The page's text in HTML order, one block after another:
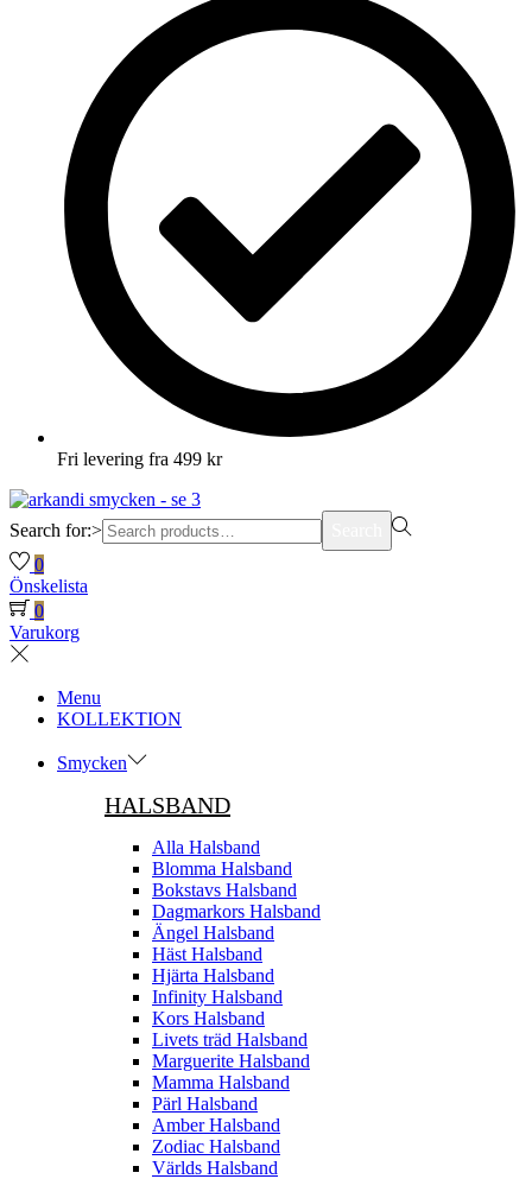
Fri levering fra 499 kr
Search for:>
0
Önskelista
0
Varukorg
Menu
KOLLEKTION
Smycken
HALSBAND
Alla Halsband
Blomma Halsband
Bokstavs Halsband
Dagmarkors Halsband
Ängel Halsband
Häst Halsband
Hjärta Halsband
Infinity Halsband
Kors Halsband
Livets träd Halsband
Marguerite Halsband
Mamma Halsband
Pärl Halsband
Amber Halsband
Zodiac Halsband
Världs Halsband